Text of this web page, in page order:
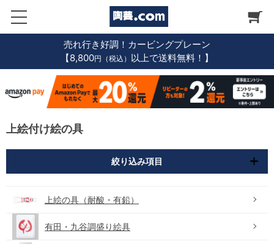
売れ行き好調！カービングプレーン
【8,800円（税込） 以上で送料無料！】
上絵付け絵の具
絞り込み項目
上絵の具（耐酸・有鉛）
有田・九谷調盛り絵具